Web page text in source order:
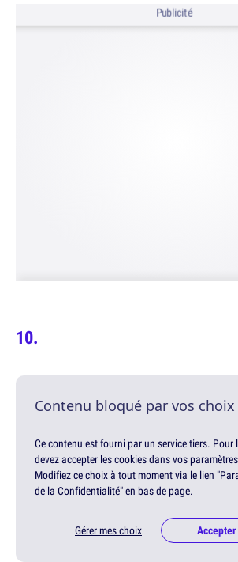
Publicité
Contenu bloqué par vos
Ce contenu est fourni par un service tiers. Pour
devez accepter les cookies dans vos
Modifiez ce choix à tout moment via le lien
de la Confidentialité" en bas de page.
Gérer mes choix